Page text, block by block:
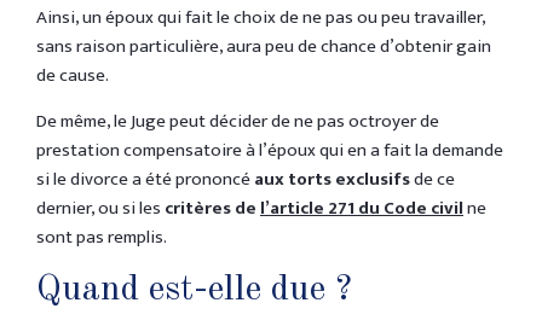
Ainsi, un époux qui fait le choix de ne pas ou peu travailler,
sans raison particulière, aura peu de chance d’obtenir gain
de cause.
De même, le Juge peut décider de ne pas octroyer de
prestation compensatoire à l’époux qui en a fait la demande
si le divorce a été prononcéaux torts exclusifsde ce
dernier, ou si les critères del’article 271 du Code civilne
sont pas remplis.
Quand est-elle due ?